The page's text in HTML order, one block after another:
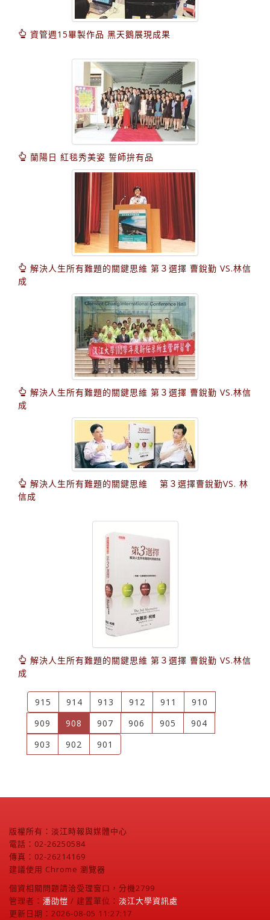
資管週15畢製作品 黑天鵝展現成果
蘭陽日 紅毯秀美姿 誓師拚有品
解決人生所有難題的關鍵思維 第３選擇 曹銳勤 VS.林信
成
解決人生所有難題的關鍵思維 第３選擇 曹銳勤 VS.林信
成
解決人生所有難題的關鍵思維 第３選擇曹銳勤VS. 林
信成
解決人生所有難題的關鍵思維 第３選擇 曹銳勤 VS.林信
成
915 914 913 912 911
910
909
908 (current)
907 906 905
904
903
902 901
版權所有：淡江時報與媒體中心
電話：02-26250584
傳真：02-26214169
建議使用 Chrome 瀏覽器
個資相關問題請洽受理窗口，分機2799
管理者： 潘劭愷 / 建置單位： 淡江大學資訊處
更新日期：2026-08-05 11:27:17